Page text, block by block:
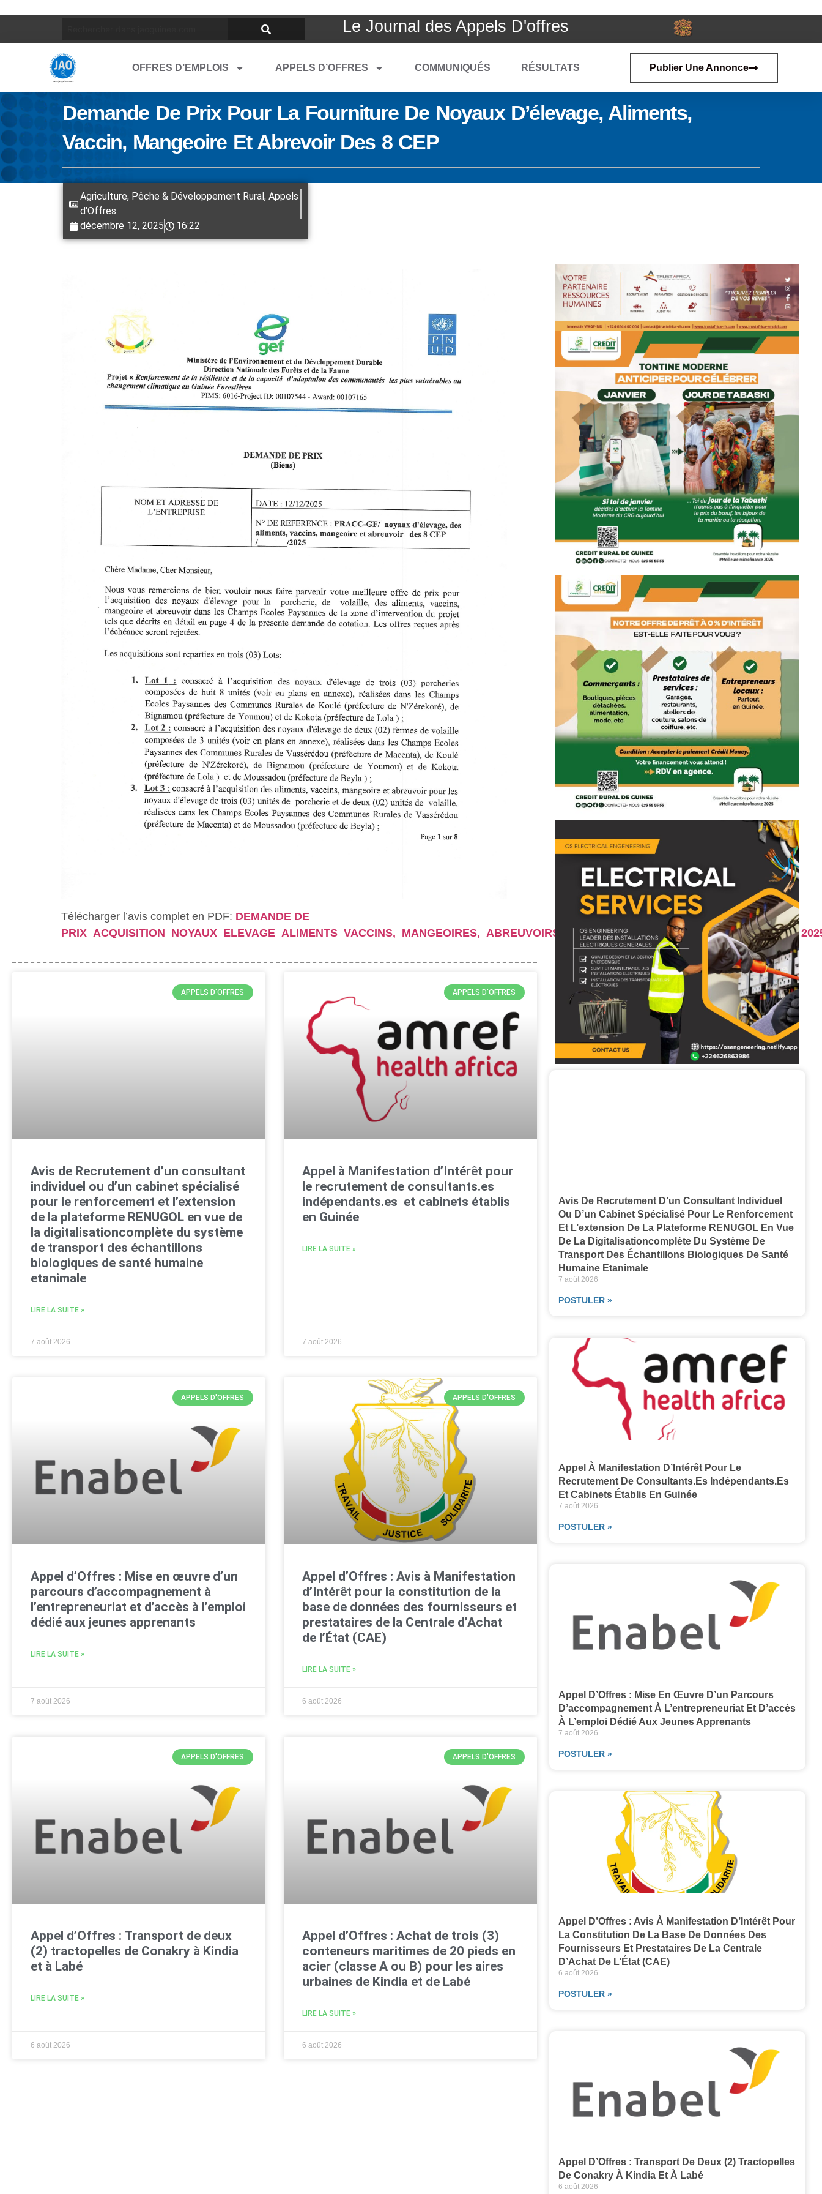
Le Journal des Appels D'offres
OFFRES D’EMPLOIS APPELS D’OFFRES COMMUNIQUÉS RÉSULTATS Publier Une Annonce
Demande De Prix Pour La Fourniture De Noyaux D’élevage, Aliments,
Vaccin, Mangeoire Et Abrevoir Des 8 CEP
Agriculture, Pêche & Développement Rural, Appels
d'Offres
décembre 12, 2025
16:22
Télécharger l’avis complet en PDF: DEMANDE DE
APPELS D'OFFRES
Avis de Recrutement d’un consultant
individuel ou d’un cabinet spécialisé
pour le renforcement et l’extension
de la plateforme RENUGOL en vue de
la digitalisationcomplète du système
de transport des échantillons
biologiques de santé humaine
etanimale
LIRE LA SUITE »
7 août 2026
APPELS D'OFFRES
Appel à Manifestation d’Intérêt pour
le recrutement de consultants.es
indépendants.es et cabinets établis
en Guinée
LIRE LA SUITE »
7 août 2026
APPELS D'OFFRES
Appel d’Offres : Mise en œuvre d’un
parcours d’accompagnement à
l’entrepreneuriat et d’accès à l’emploi
dédié aux jeunes apprenants
LIRE LA SUITE »
7 août 2026
APPELS D'OFFRES
Appel d’Offres : Avis à Manifestation
d’Intérêt pour la constitution de la
base de données des fournisseurs et
prestataires de la Centrale d’Achat
de l’État (CAE)
LIRE LA SUITE »
6 août 2026
APPELS D'OFFRES
Appel d’Offres : Transport de deux
(2) tractopelles de Conakry à Kindia
et à Labé
LIRE LA SUITE »
6 août 2026
APPELS D'OFFRES
Appel d’Offres : Achat de trois (3)
conteneurs maritimes de 20 pieds en
acier (classe A ou B) pour les aires
urbaines de Kindia et de Labé
LIRE LA SUITE »
6 août 2026
Avis De Recrutement D’un Consultant Individuel
Ou D’un Cabinet Spécialisé Pour Le Renforcement
Et L’extension De La Plateforme RENUGOL En Vue
De La Digitalisationcomplète Du Système De
Transport Des Échantillons Biologiques De Santé
Humaine Etanimale
7 août 2026
POSTULER »
Appel À Manifestation D’Intérêt Pour Le
Recrutement De Consultants.es Indépendants.es
Et Cabinets Établis En Guinée
7 août 2026
POSTULER »
Appel D’Offres : Mise En Œuvre D’un Parcours
D’accompagnement À L’entrepreneuriat Et D’accès
À L’emploi Dédié Aux Jeunes Apprenants
7 août 2026
POSTULER »
Appel D’Offres : Avis À Manifestation D’Intérêt Pour
La Constitution De La Base De Données Des
Fournisseurs Et Prestataires De La Centrale
D’Achat De L’État (CAE)
6 août 2026
POSTULER »
Appel D’Offres : Transport De Deux (2) Tractopelles
De Conakry À Kindia Et À Labé
6 août 2026